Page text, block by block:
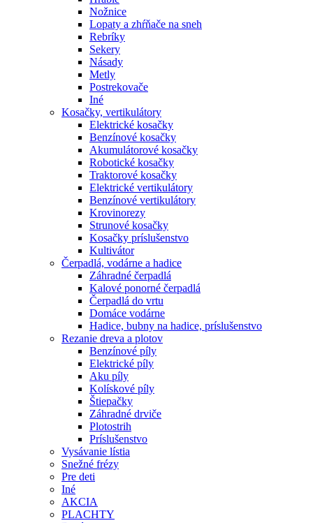
Nožnice
Lopaty a zhŕňače na sneh
Rebríky
Sekery
Násady
Metly
Postrekovače
Iné
Kosačky, vertikulátory
Elektrické kosačky
Benzínové kosačky
Akumulátorové kosačky
Robotické kosačky
Traktorové kosačky
Elektrické vertikulátory
Benzínové vertikulátory
Krovinorezy
Strunové kosačky
Kosačky príslušenstvo
Kultivátor
Čerpadlá, vodárne a hadice
Záhradné čerpadlá
Kalové ponorné čerpadlá
Čerpadlá do vrtu
Domáce vodárne
Hadice, bubny na hadice, príslušenstvo
Rezanie dreva a plotov
Benzínové píly
Elektrické píly
Aku píly
Kolískové píly
Štiepačky
Záhradné drviče
Plotostrih
Príslušenstvo
Vysávanie lístia
Snežné frézy
Pre deti
Iné
AKCIA
PLACHTY